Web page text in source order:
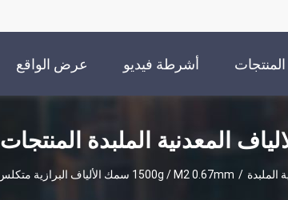
المنتجات أشرطة فيديو عرض الواقع
الافتراضي
المعدنية الملبدة المنتجات
الملبدة / 1500g / M2 0.67mm سمك الألياف البرازية متكلس 72٪ المسامية